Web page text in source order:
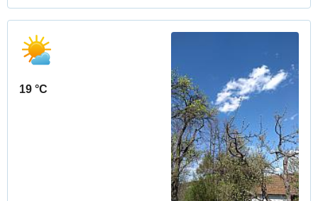
19 °C